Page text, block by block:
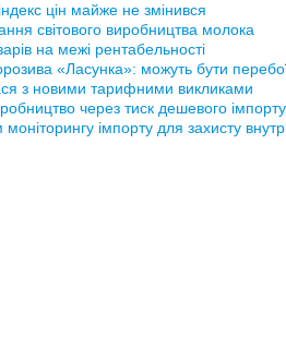
цін майже не змінився
світового виробництва молока
на межі рентабельності
«Ласунка»: можуть бути
з новими тарифними викликами
через тиск дешевого імпорту
імпорту для захисту